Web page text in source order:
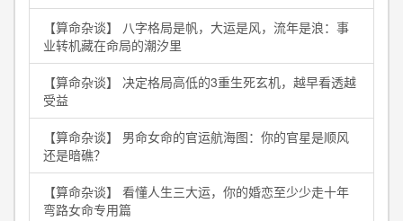
【算命杂谈】 八字格局是帆，大运是风，流年是浪：事
业转机藏在命局的潮汐里
【算命杂谈】 决定格局高低的3重生死玄机，越早看透越
受益
【算命杂谈】 男命女命的官运航海图：你的官星是顺风
还是暗礁？
【算命杂谈】 看懂人生三大运，你的婚恋至少少走十年
弯路女命专用篇